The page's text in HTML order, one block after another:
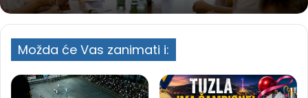
Možda će Vas zanimati i: